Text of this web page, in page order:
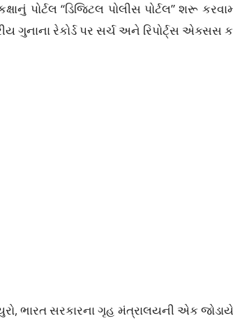
પોર્ટલ “ડિજિટલ પોલીસ પોર્ટલ” શરૂ
ગુનાના રેકોર્ડ પર સર્ચ અને રિપોર્ટ્સ એક્સસ
ભારત સરકારના ગૃહ મંત્રાલયની એક